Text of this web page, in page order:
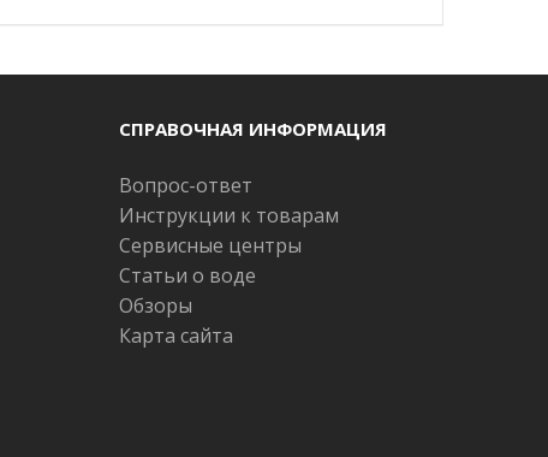
СПРАВОЧНАЯ ИНФОРМАЦИЯ
Вопрос-ответ
Инструкции к товарам
Сервисные центры
Статьи о воде
Обзоры
Карта сайта